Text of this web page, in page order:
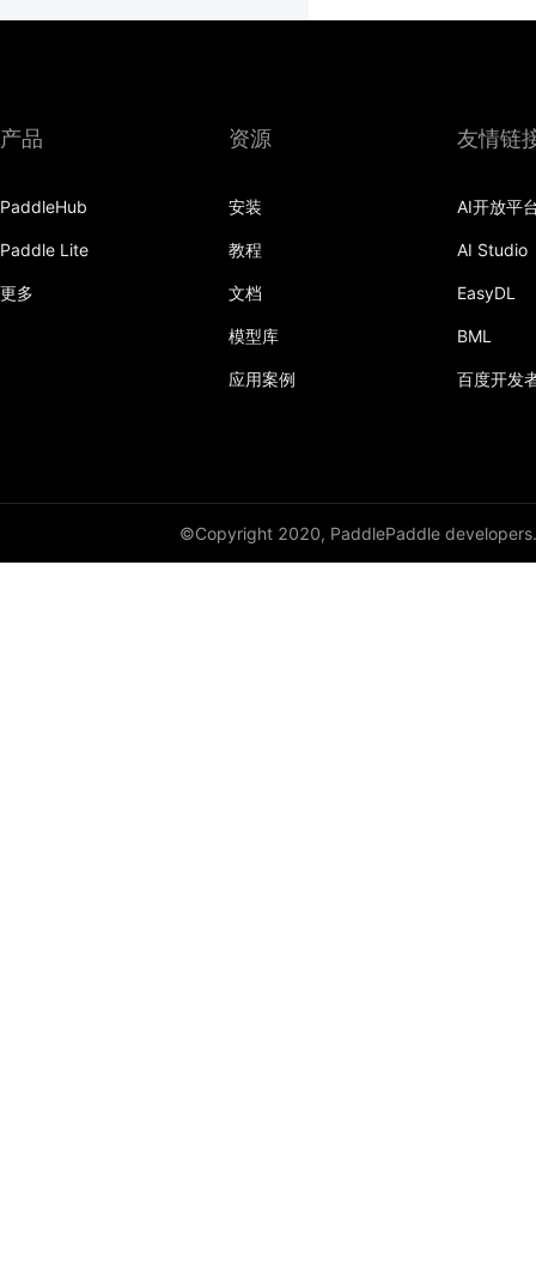
产品
PaddleHub
Paddle Lite
更多
资源
安装
教程
文档
模型库
应用案例
友情链
AI开放平
AI Studio
EasyDL
BML
百度开发
©Copyright 2020, PaddlePaddle developers.